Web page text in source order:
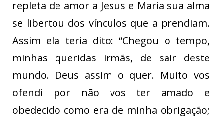
repleta de amor a Jesus e Maria sua alma
se libertou dos vínculos que a prendiam.
Assim ela teria dito: “Chegou o tempo,
minhas queridas irmãs, de sair deste
mundo. Deus assim o quer. Muito vos
ofendi por não vos ter amado e
obedecido como era de minha obrigação;